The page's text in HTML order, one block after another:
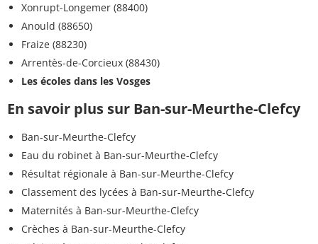
Xonrupt-Longemer (88400)
Anould (88650)
Fraize (88230)
Arrentès-de-Corcieux (88430)
Les écoles dans les Vosges
En savoir plus sur Ban-sur-Meurthe-Clefcy
Ban-sur-Meurthe-Clefcy
Eau du robinet à Ban-sur-Meurthe-Clefcy
Résultat régionale à Ban-sur-Meurthe-Clefcy
Classement des lycées à Ban-sur-Meurthe-Clefcy
Maternités à Ban-sur-Meurthe-Clefcy
Crèches à Ban-sur-Meurthe-Clefcy